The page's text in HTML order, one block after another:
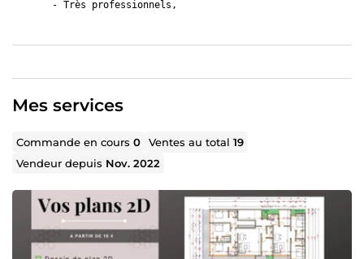
       - Très professionnels,
Je suis également très réactif et près pour répondre à
d'expert pour faire le plan de votre appartement maison,
magasin, restaurant ou n'importe quel autre type de
structure.
la création de plan architectural 2D
les devis quantitatif
les coupes et façades de votre bâtiment
la modélisation 3D + Rendu photos-réaliste et bien
d'autres...
Mes services
Commande en cours0 Ventes au total19
Vendeur depuis Nov. 2022